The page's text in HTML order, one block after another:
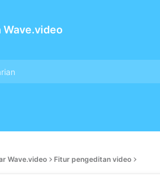
Wave.video
Wave.video Fitur pengeditan video